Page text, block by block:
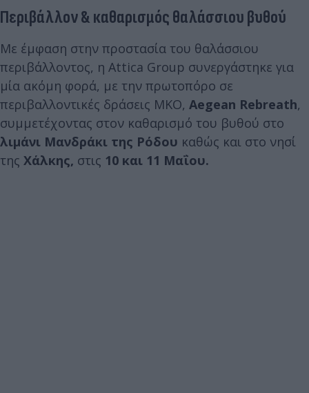
Περιβάλλον & καθαρισμός θαλάσσιου βυθού
Με έμφαση στην προστασία του θαλάσσιου
περιβάλλοντος, η Attica Group συνεργάστηκε για
μία ακόμη φορά, με την πρωτοπόρο σε
περιβαλλοντικές δράσεις ΜΚΟ, Aegean Rebreath,
συμμετέχοντας στον καθαρισμό του βυθού στο
λιμάνι Μανδράκι της Ρόδου καθώς και στο νησί
της Χάλκης, στις 10 και 11 Μαΐου.